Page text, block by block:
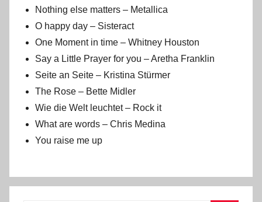
Nothing else matters – Metallica
O happy day – Sisteract
One Moment in time – Whitney Houston
Say a Little Prayer for you – Aretha Franklin
Seite an Seite – Kristina Stürmer
The Rose – Bette Midler
Wie die Welt leuchtet – Rock it
What are words – Chris Medina
You raise me up